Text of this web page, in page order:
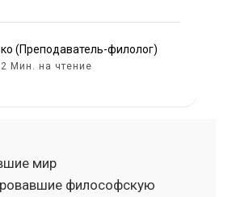
(Преподаватель-филолог)
2 Мин. на чтение
мир
философскую